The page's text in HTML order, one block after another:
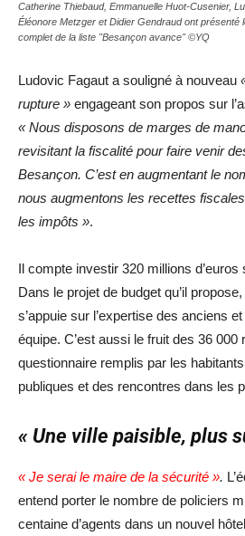
Catherine Thiebaud, Emmanuelle Huot-Cusenier,
Éléonore Metzger et Didier Gendraud ont présenté
complet de la liste "Besançon avance" ©YQ
Ludovic Fagaut a souligné à nouveau
rupture » engageant son propos sur
« Nous disposons de marges de
revisitant la fiscalité pour faire venir
Besançon. C’est en augmentant le
nous augmentons les recettes
les impôts ».
Il compte investir 320 millions
Dans le projet de budget qu’il
s’appuie sur l’expertise des anciens
équipe. C’est aussi le fruit des 36 000
questionnaire remplis par les
publiques et des rencontres dans les
« Une ville paisible, plus
« Je serai le maire de la sécurité ».
entend porter le nombre de policiers
centaine d’agents dans un nouvel